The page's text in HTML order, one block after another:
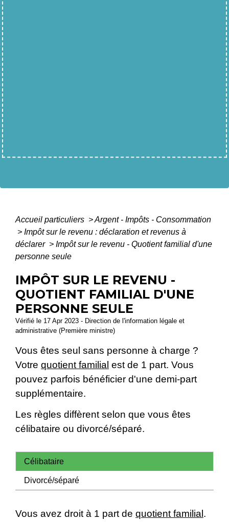
Accueil particuliers >Argent - Impôts - Consommation
> Impôt sur le revenu : déclaration et revenus à
déclarer > Impôt sur le revenu - Quotient familial d'une
personne seule
IMPÔT SUR LE REVENU -
QUOTIENT FAMILIAL D'UNE
PERSONNE SEULE
Vérifié le 17 Apr 2023 - Direction de l'information légale et
administrative (Première ministre)
Vous êtes seul sans personne à charge ?
Votre quotient familial est de 1 part. Vous
pouvez parfois bénéficier d'une demi-part
supplémentaire.
Les règles diffèrent selon que vous êtes
célibataire ou divorcé/séparé.
Célibataire
Divorcé/séparé
Vous avez droit à 1 part de quotient familial .